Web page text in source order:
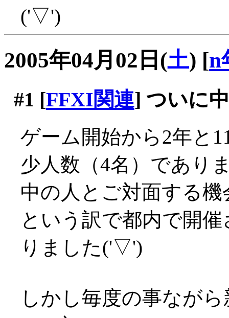
('▽')
2005年04月02日(土) [n
#1 [FFXI関連] ついに
ゲーム開始から2年と
少人数（4名）であり
中の人とご対面する機
という訳で都内で開
りました('▽')
しかし毎度の事なが